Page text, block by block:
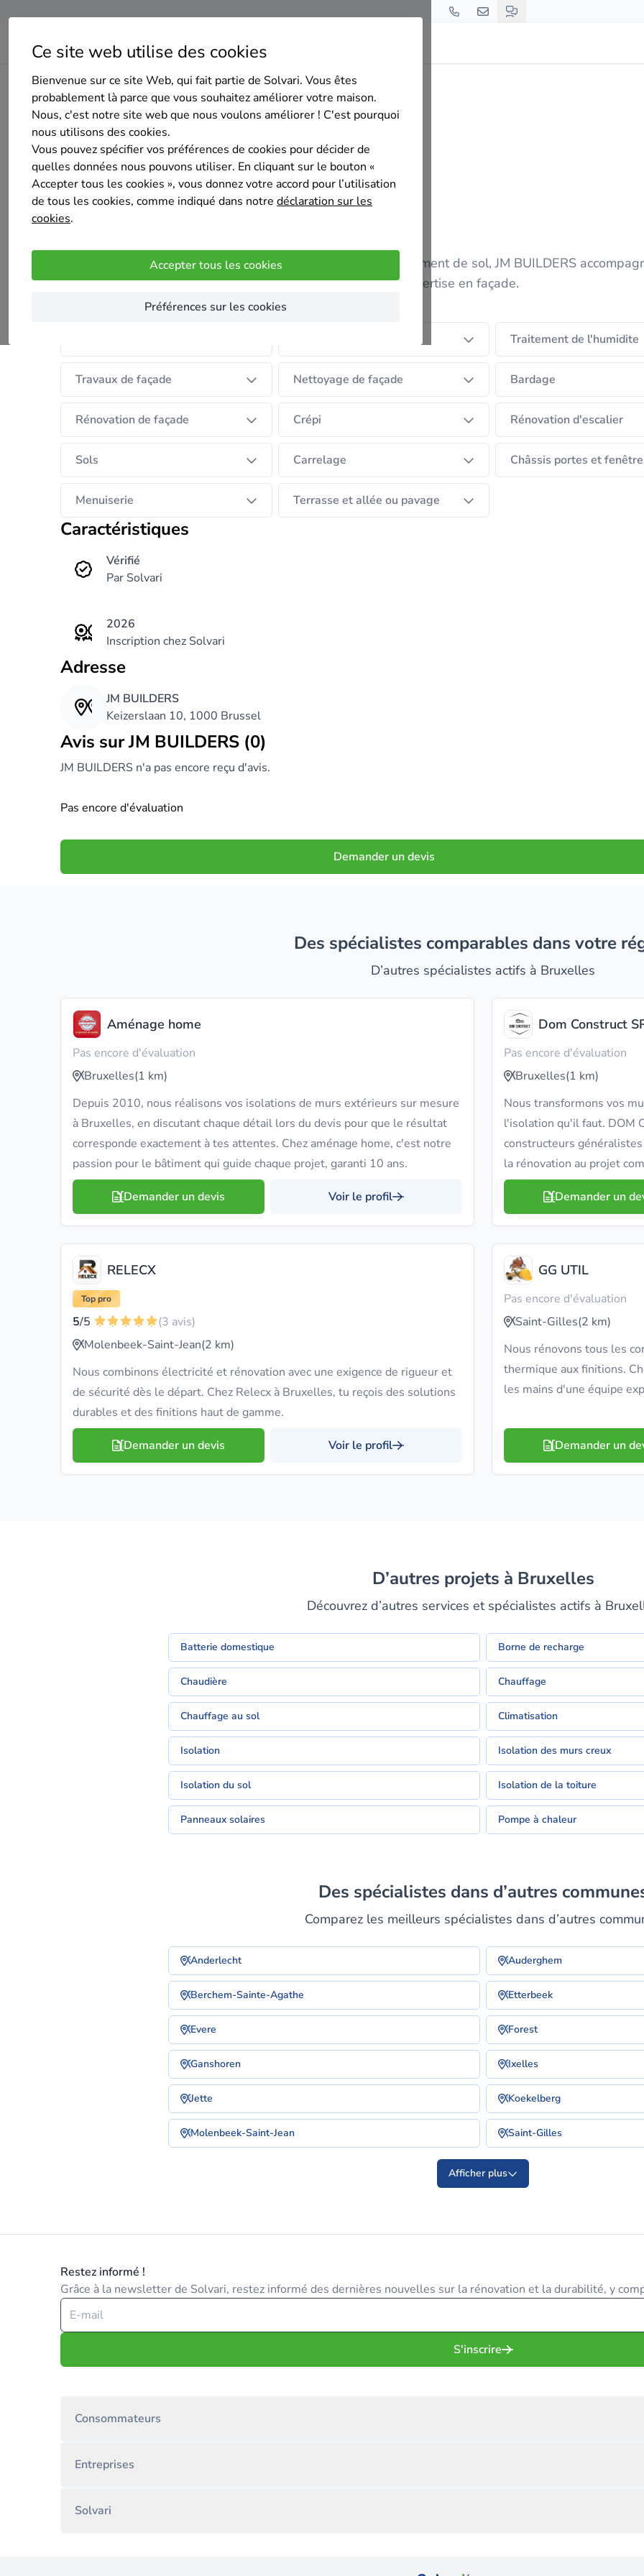
Ce site web utilise des cookies
Bienvenue sur ce site Web, qui fait partie de Solvari. Vous êtes
probablement là parce que vous souhaitez améliorer votre maison.
Nous, c'est notre site web que nous voulons améliorer ! C'est pourquoi
nous utilisons des cookies.
Vous pouvez spécifier vos préférences de cookies pour décider de
quelles données nous pouvons utiliser. En cliquant sur le bouton «
Accepter tous les cookies », vous donnez votre accord pour l’utilisation
de tous les cookies, comme indiqué dans notre déclaration sur les
cookies.
Accepter tous les cookies
Préférences sur les cookies
Home Isolation des murs extérieurs Bruxelles Bruxelles JM BUILDERS
JM BUILDERS
Pas encore d'évaluation
Spécialisée en isolation des murs extérieurs, châssis et revêtement de sol, JM BUILDERS
projets de rénovation à Bruxelles. Faites confiance à notre expertise en façade.
Nos services
Traitement de l'humidite
Travaux de façade Nettoyage de façade Bardage
Rénovation de façade Crépi Rénovation d'escalier
Sols Carrelage Châssis portes et
Menuiserie Terrasse et allée ou pavage
Caractéristiques
Vérifié
Par Solvari
2026
Inscription chez Solvari
Adresse
JM BUILDERS
Keizerslaan 10, 1000 Brussel
Avis sur JM BUILDERS (0)
JM BUILDERS n'a pas encore reçu d'avis.
Pas encore d'évaluation
Demander un devis
Des spécialistes comparables dans votre
D’autres spécialistes actifs à Bruxelles
Aménage home
Pas encore d'évaluation
Bruxelles(1 km)
Depuis 2010, nous réalisons vos isolations de murs extérieurs sur mesure
à Bruxelles, en discutant chaque détail lors du devis pour que le résultat
corresponde exactement à tes attentes. Chez aménage home, c'est notre
passion pour le bâtiment qui guide chaque projet, garanti 10 ans.
Demander un devis Voir le profil
Dom Construct
Pas encore d'évaluation
Bruxelles(1 km)
Nous transformons vos
l'isolation qu'il faut. DOM
constructeurs
la rénovation au projet
Demander un
RELECX
Top pro
5/5
(3 avis)
Molenbeek-Saint-Jean(2 km)
Nous combinons électricité et rénovation avec une exigence de rigueur et
de sécurité dès le départ. Chez Relecx à Bruxelles, tu reçois des solutions
durables et des finitions haut de gamme.
Demander un devis Voir le profil
GG UTIL
Pas encore d'évaluation
Saint-Gilles(2 km)
Nous rénovons tous les
thermique aux finitions.
les mains d'une équipe
Demander un
D’autres projets à Bruxelles
Découvrez d’autres services et spécialistes actifs à
Batterie domestique Borne de recharge
Chaudière Chauffage
Chauffage au sol Climatisation
Isolation Isolation des murs creux
Isolation du sol Isolation de la toiture
Panneaux solaires Pompe à chaleur
Des spécialistes dans d’autres
Comparez les meilleurs spécialistes dans d’autres
Anderlecht Auderghem
Berchem-Sainte-Agathe Etterbeek
Evere Forest
Ganshoren Ixelles
Jette Koekelberg
Molenbeek-Saint-Jean Saint-Gilles
Afficher plus
Restez informé !
Grâce à la newsletter de Solvari, restez informé des dernières nouvelles sur la rénovation et la durabilité, y
S'inscrire
Consommateurs
Entreprises
Solvari